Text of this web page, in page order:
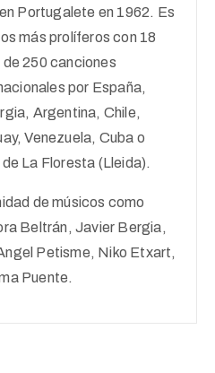
Portugalete en 1962. Es
más prolíferos con 18
250 canciones
por España,
Argentina, Chile,
Venezuela, Cuba o
La Floresta (Lleida).
de músicos como
Beltrán, Javier Bergia,
Petisme, Niko Etxart,
Puente.